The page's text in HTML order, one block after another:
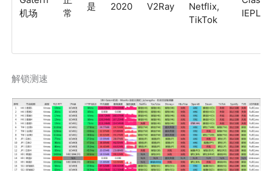
机场
常
是 2020 V2Ray
Netflix,
TikTok
IEPL
解锁测速